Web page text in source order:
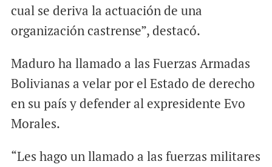
cual se deriva la actuación de una
organización castrense”, destacó.
Maduro ha llamado a las Fuerzas Armadas
Bolivianas a velar por el Estado de derecho
en su país y defender al expresidente Evo
Morales.
“Les hago un llamado a las fuerzas militares